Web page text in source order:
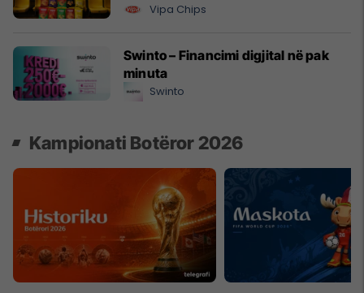
Vipa Chips
Swinto – Financimi digjital në pak
minuta
Swinto
Kampionati Botëror 2026